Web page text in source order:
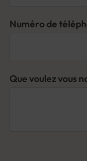
Numéro de
Que voulez vous